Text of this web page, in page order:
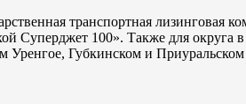
транспортная
Суперджет 100». Также для округа
Уренгое, Губкинском и Приуральском